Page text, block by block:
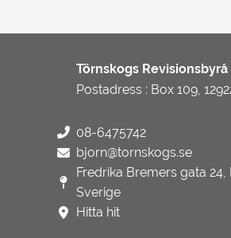
Törnskogs Revisionsbyrå
Postadress : Box 109,
08-6475742
bjorn@tornskogs.se
Fredrika Bremers gata 24,
Sverige
Hitta hit